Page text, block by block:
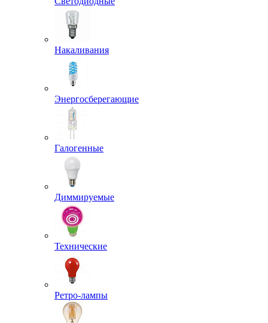
Накаливания
Энергосберегающие
Галогенные
Диммируемые
Технические
Ретро-лампы